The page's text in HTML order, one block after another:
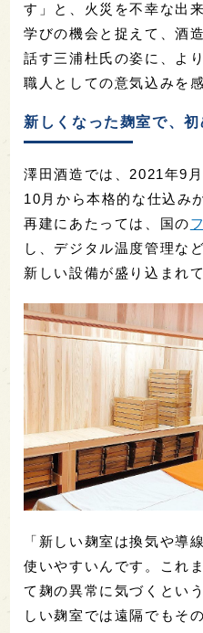
す」と、火災を不幸な出
学びの機会と捉えて、酒
話す三浦杜氏の姿に、よ
職人としての意気込みを
新しくなった麹室で、初
澤田酒造では、2021年9
10月から本格的な仕込み
再建にあたっては、国の
し、デジタル温度管理な
新しい設備が盛り込まれ
「新しい麹室は換気や導
使いやすいんです。これ
て麹の異常に気づくとい
しい麹室では遠隔でもそ